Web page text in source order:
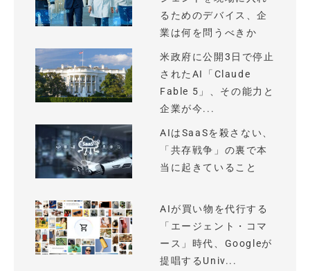
るためのデバイス、企
業は何を問うべきか
米政府に公開3日で停止
されたAI「Claude
Fable 5」、その能力と
企業が今...
AIはSaaSを殺さない、
「共存戦争」の裏で本
当に起きていること
AIが買い物を代行する
「エージェント・コマ
ース」時代、Googleが
提唱するUniv...